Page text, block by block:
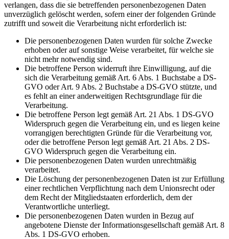
verlangen, dass die sie betreffenden personenbezogenen Daten
unverzüglich gelöscht werden, sofern einer der folgenden Gründe
zutrifft und soweit die Verarbeitung nicht erforderlich ist:
Die personenbezogenen Daten wurden für solche Zwecke
erhoben oder auf sonstige Weise verarbeitet, für welche sie
nicht mehr notwendig sind.
Die betroffene Person widerruft ihre Einwilligung, auf die
sich die Verarbeitung gemäß Art. 6 Abs. 1 Buchstabe a DS-
GVO oder Art. 9 Abs. 2 Buchstabe a DS-GVO stützte, und
es fehlt an einer anderweitigen Rechtsgrundlage für die
Verarbeitung.
Die betroffene Person legt gemäß Art. 21 Abs. 1 DS-GVO
Widerspruch gegen die Verarbeitung ein, und es liegen keine
vorrangigen berechtigten Gründe für die Verarbeitung vor,
oder die betroffene Person legt gemäß Art. 21 Abs. 2 DS-
GVO Widerspruch gegen die Verarbeitung ein.
Die personenbezogenen Daten wurden unrechtmäßig
verarbeitet.
Die Löschung der personenbezogenen Daten ist zur Erfüllung
einer rechtlichen Verpflichtung nach dem Unionsrecht oder
dem Recht der Mitgliedstaaten erforderlich, dem der
Verantwortliche unterliegt.
Die personenbezogenen Daten wurden in Bezug auf
angebotene Dienste der Informationsgesellschaft gemäß Art. 8
Abs. 1 DS-GVO erhoben.